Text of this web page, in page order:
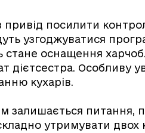
посилити
узгоджуватися
стане оснащення
дієтсестра. Особливу
кухарів.
залишається питання,
утримувати двох